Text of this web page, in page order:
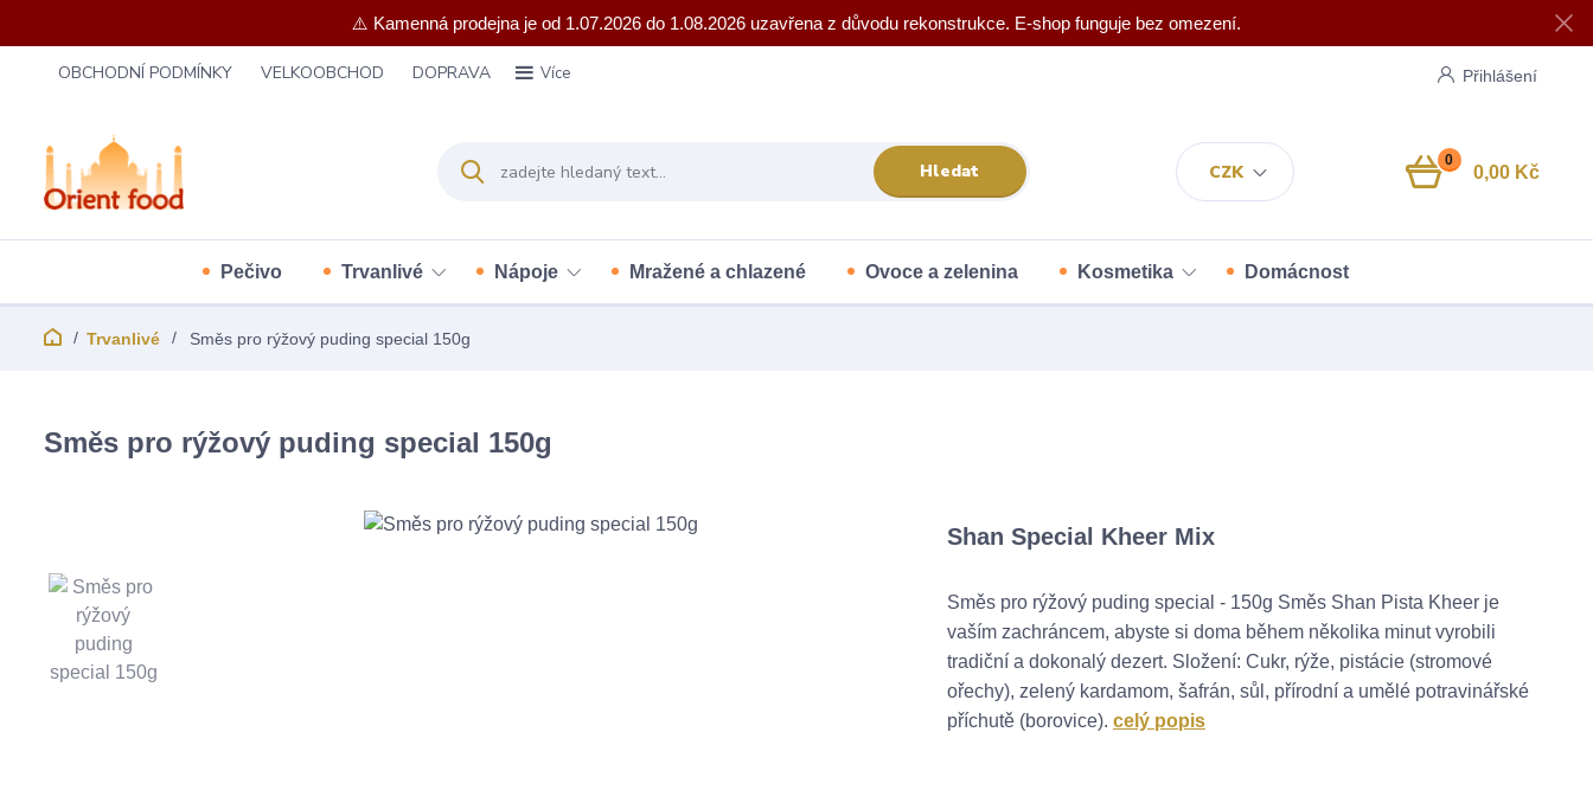
⚠️ Kamenná prodejna je od 1.07.2026 do 1.08.2026 uzavřena z důvodu rekonstrukce. E-shop funguje bez omezení.
OBCHODNÍ PODMÍNKY VELKOOBCHOD DOPRAVA Více
CZK
Přihlášení
Hledat 0
0,00 Kč
Pečivo Trvanlivé Nápoje Mražené a chlazené Ovoce a zelenina Kosmetika Domácnost
Trvanlivé Směs pro rýžový puding special 150g
Směs pro rýžový puding special 150g
Shan Special Kheer Mix
Směs pro rýžový puding special - 150g Směs Shan Pista Kheer je
vaším zachráncem, abyste si doma během několika minut vyrobili
tradiční a dokonalý dezert. Složení: Cukr, rýže, pistácie (stromové
ořechy), zelený kardamom, šafrán, sůl, přírodní a umělé potravinářské
příchutě (borovice). celý popis